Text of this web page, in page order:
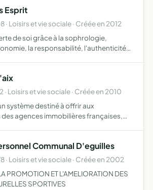
Esprit
· Loisirs et vie sociale · Créée en 2012
de soi grâce à la sophrologie,
la responsabilité, l'authenticité
· Loisirs et vie sociale · Créée en 2010
système destiné à offrir aux
agences immobilières françaises,
Communal D'eguilles
· Loisirs et vie sociale · Créée en 2002
PROMOTION ET L'AMELIORATION DES
SPORTIVES